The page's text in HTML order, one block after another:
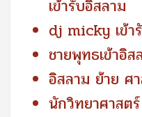
เข้ารับอิสลาม
dj micky เข้า
ชายพุทธเข้าอิส
อิสลาม ย้าย ศ
นักวิทยาศาสต